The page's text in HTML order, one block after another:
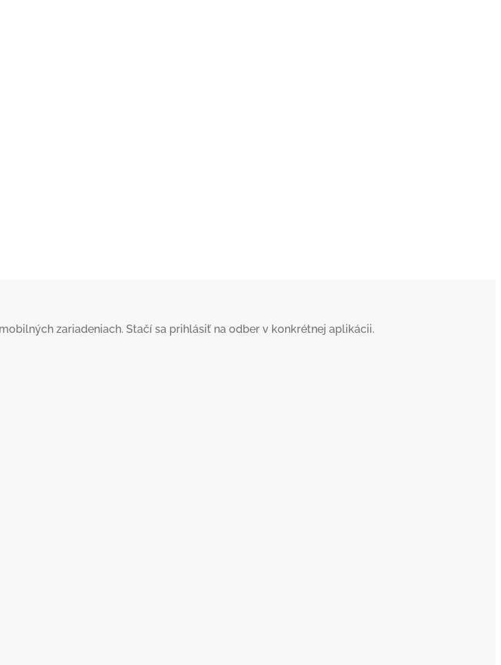
zariadeniach. Stačí sa prihlásiť na odber v konkrétnej aplikácii.